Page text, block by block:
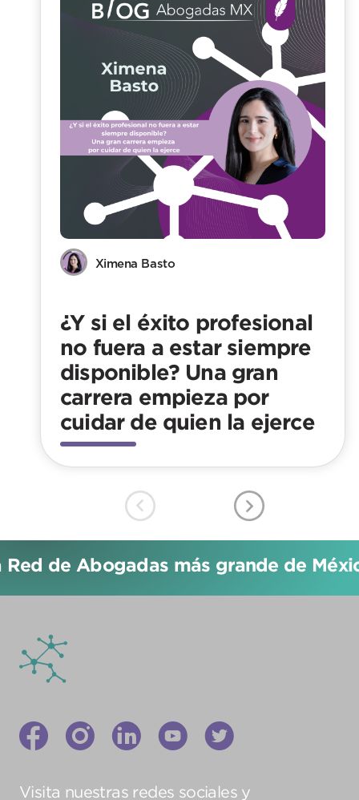
Ximena Basto
¿Y si el éxito profesional
no fuera a estar siempre
disponible? Una gran
carrera empieza por
cuidar de quien la ejerce
de Abogadas más grande de
Visita nuestras redes sociales y